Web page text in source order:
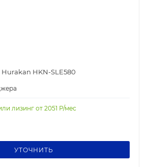
HKN-SLE580
лизинг от 2051 Р/мес
УТОЧНИТЬ